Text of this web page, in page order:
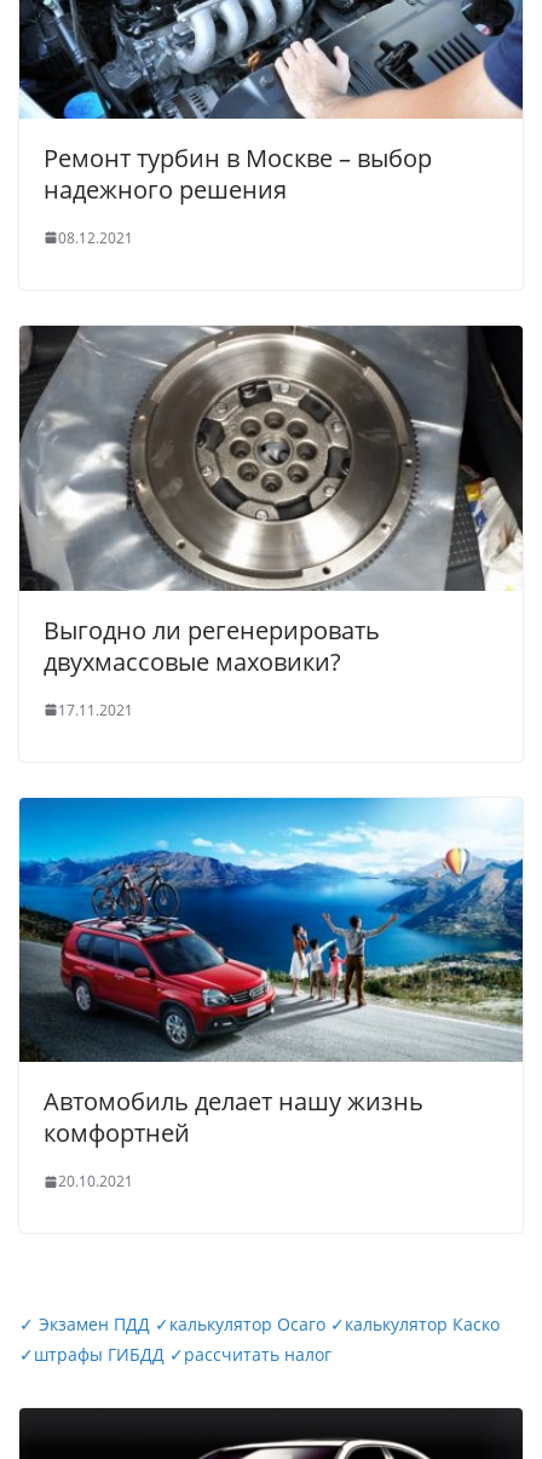
Ремонт турбин в Москве – выбор
надежного решения
08.12.2021
Выгодно ли регенерировать
двухмассовые маховики?
17.11.2021
Автомобиль делает нашу жизнь
комфортней
20.10.2021
✓ Экзамен ПДД ✓калькулятор Осаго ✓калькулятор Каско
✓штрафы ГИБДД ✓рассчитать налог